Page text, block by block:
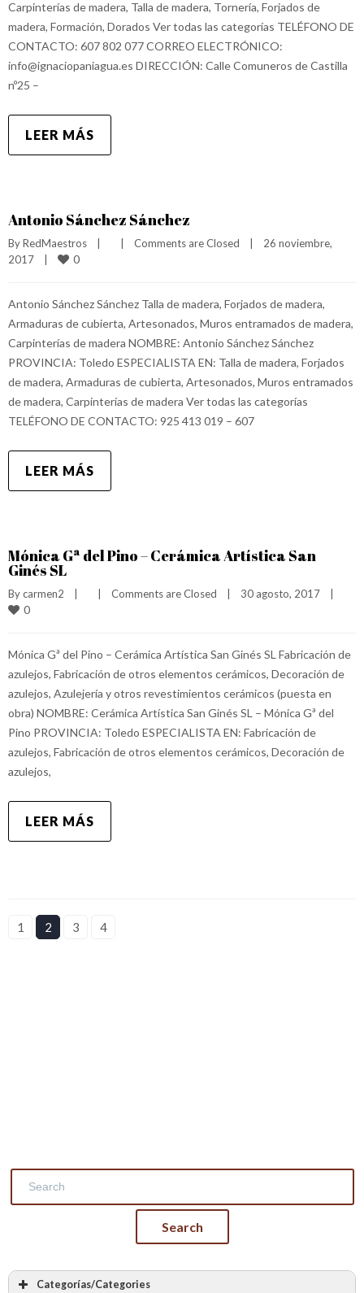
Carpinterías de madera, Talla de madera, Tornería, Forjados de
madera, Formación, Dorados Ver todas las categorías TELÉFONO DE
CONTACTO: 607 802 077 CORREO ELECTRÓNICO:
info@ignaciopaniagua.es DIRECCIÓN: Calle Comuneros de Castilla
nº25 –
LEER MÁS
Antonio Sánchez Sánchez
By RedMaestros Comments are Closed
26 noviembre,
2017
0
Antonio Sánchez Sánchez Talla de madera, Forjados de madera,
Armaduras de cubierta, Artesonados, Muros entramados de madera,
Carpinterías de madera NOMBRE: Antonio Sánchez Sánchez
PROVINCIA: Toledo ESPECIALISTA EN: Talla de madera, Forjados
de madera, Armaduras de cubierta, Artesonados, Muros entramados
de madera, Carpinterías de madera Ver todas las categorías
TELÉFONO DE CONTACTO: 925 413 019 – 607
LEER MÁS
Mónica Gª del Pino – Cerámica Artística San
Ginés SL
By carmen2 Comments are Closed 30 agosto, 2017
0
Mónica Gª del Pino – Cerámica Artística San Ginés SL Fabricación de
azulejos, Fabricación de otros elementos cerámicos, Decoración de
azulejos, Azulejería y otros revestimientos cerámicos (puesta en
obra) NOMBRE: Cerámica Artística San Ginés SL – Mónica Gª del
Pino PROVINCIA: Toledo ESPECIALISTA EN: Fabricación de
azulejos, Fabricación de otros elementos cerámicos, Decoración de
azulejos,
LEER MÁS
1 2 3 4
Categorías/Categories